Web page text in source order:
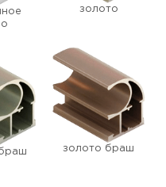
золото
золото браш